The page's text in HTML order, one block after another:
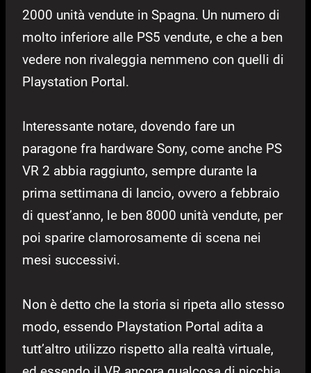
2000 unità vendute in Spagna. Un numero di
molto inferiore alle PS5 vendute, e che a ben
vedere non rivaleggia nemmeno con quelli di
Playstation Portal.
Interessante notare, dovendo fare un
paragone fra hardware Sony, come anche PS
VR 2 abbia raggiunto, sempre durante la
prima settimana di lancio, ovvero a febbraio
di quest’anno, le ben 8000 unità vendute, per
poi sparire clamorosamente di scena nei
mesi successivi.
Non è detto che la storia si ripeta allo stesso
modo, essendo Playstation Portal adita a
tutt’altro utilizzo rispetto alla realtà virtuale,